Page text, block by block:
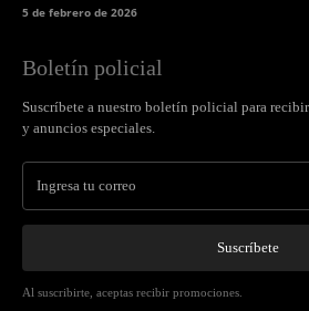
5 de febrero de 2026
Boletín policial
Suscríbete a nuestro boletín policial para
y anuncios especiales.
Suscríbete
Al suscribirte, aceptas recibir promociones.